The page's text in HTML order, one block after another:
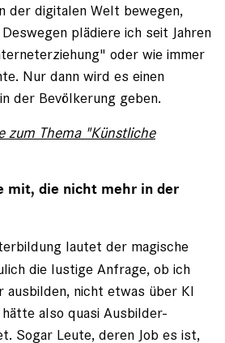
der digitalen Welt bewegen,
plädiere ich seit Jahren
oder wie immer
Nur dann wird es einen
der Bevölkerung geben.
zum Thema "Künstliche
mit, die nicht mehr in der
lautet der magische
die lustige Anfrage, ob ich
ausbilden, nicht etwas über KI
also quasi Ausbilder-
Sogar Leute, deren Job es ist,